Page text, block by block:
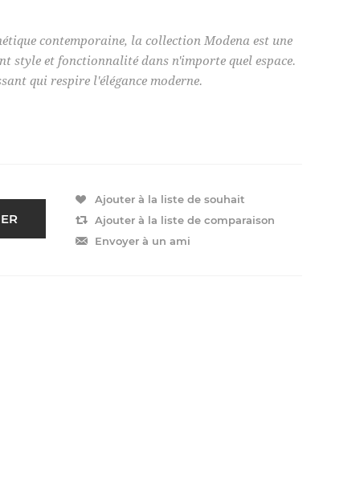
contemporaine, la collection Modena est une
style et fonctionnalité dans n'importe quel espace.
qui respire l'élégance moderne.